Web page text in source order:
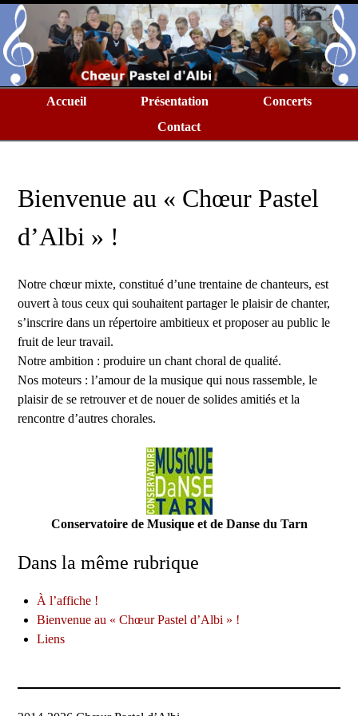
Accueil Présentation
Concerts
Contact
Bienvenue au « Chœur Pastel
d’Albi » !
Notre chœur mixte, constitué d’une trentaine de chanteurs, est
ouvert à tous ceux qui souhaitent partager le plaisir de chanter,
s’inscrire dans un répertoire ambitieux et proposer au public le
fruit de leur travail.
Notre ambition : produire un chant choral de qualité.
Nos moteurs : l’amour de la musique qui nous rassemble, le
plaisir de se retrouver et de nouer de solides amitiés et la
rencontre d’autres chorales.
Conservatoire de Musique et de Danse du Tarn
Dans la même rubrique
À l’affiche !
Bienvenue au « Chœur Pastel d’Albi » !
Liens